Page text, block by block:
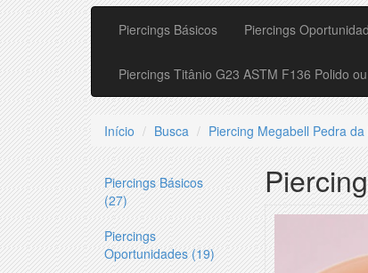
Piercings Básicos Piercings
Piercings Titânio G23 ASTM F136 Polido
Início Busca Piercing Megabell Pedra
Piercings Básicos
(27)
Piercings
Oportunidades (19)